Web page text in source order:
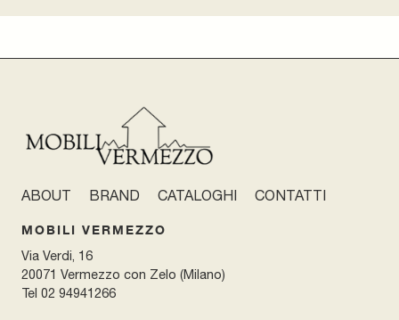
ABOUT BRAND CATALOGHI CONTATTI
MOBILI VERMEZZO
Via Verdi, 16
20071 Vermezzo con Zelo (Milano)
Tel 02 94941266